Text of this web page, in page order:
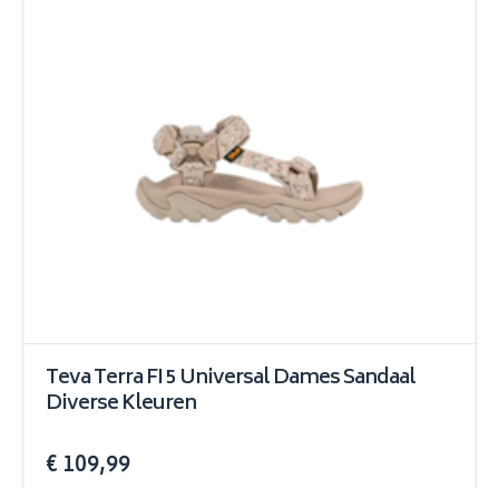
Teva Terra FI 5 Universal Dames Sandaal
Diverse Kleuren
€ 109,99